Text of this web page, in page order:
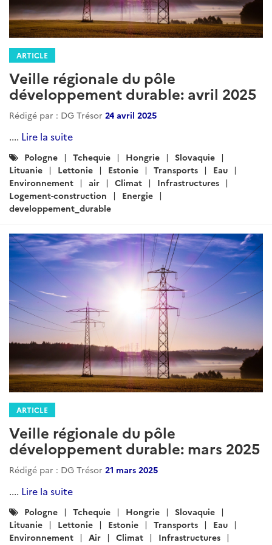
Veille régionale du pôle
développement durable: novembre
2025
....Lire la suite
Catégories
:
Pologne Tchequie Hongrie
Slovaquie
Lituanie
Transports
Eau
Environnement
Climat
Infrastructures
Logement-construction
Energie
Developpement_durable
ARTICLE